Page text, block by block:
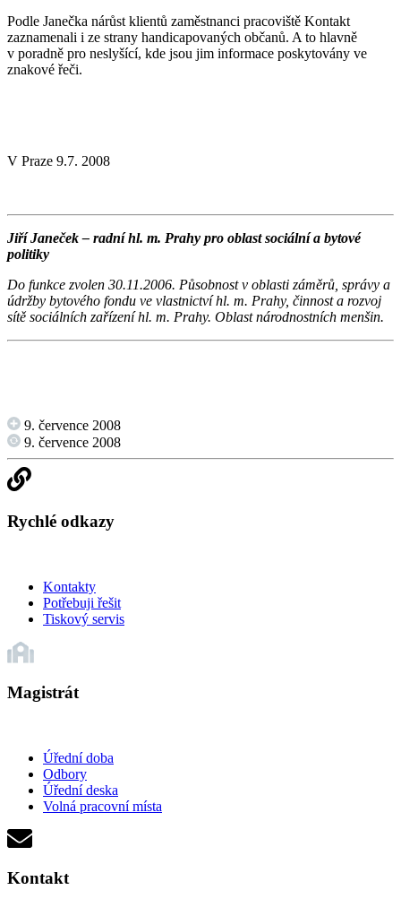
Podle Janečka nárůst klientů zaměstnanci pracoviště Kontakt
zaznamenali i ze strany handicapovaných občanů. A to hlavně
v poradně pro neslyšící, kde jsou jim informace poskytovány ve
znakové řeči.
V Praze 9.7. 2008
Jiří Janeček – radní hl. m. Prahy pro oblast sociální a bytové
politiky
Do funkce zvolen 30.11.2006. Působnost v oblasti záměrů, správy a
údržby bytového fondu ve vlastnictví hl. m. Prahy, činnost a rozvoj
sítě sociálních zařízení hl. m. Prahy. Oblast národnostních menšin.
9. července 2008
9. července 2008
Rychlé odkazy
Kontakty
Potřebuji řešit
Tiskový servis
Magistrát
Úřední doba
Odbory
Úřední deska
Volná pracovní místa
Kontakt